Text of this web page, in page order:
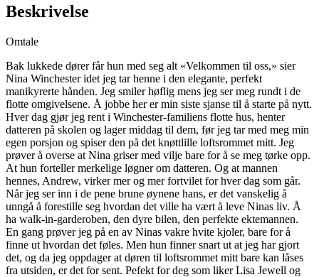
Beskrivelse
Omtale
Bak lukkede dører får hun med seg alt «Velkommen til oss,» sier
Nina Winchester idet jeg tar henne i den elegante, perfekt
manikyrerte hånden. Jeg smiler høflig mens jeg ser meg rundt i de
flotte omgivelsene. Å jobbe her er min siste sjanse til å starte på nytt.
Hver dag gjør jeg rent i Winchester-familiens flotte hus, henter
datteren på skolen og lager middag til dem, før jeg tar med meg min
egen porsjon og spiser den på det knøttlille loftsrommet mitt. Jeg
prøver å overse at Nina griser med vilje bare for å se meg tørke opp.
At hun forteller merkelige løgner om datteren. Og at mannen
hennes, Andrew, virker mer og mer fortvilet for hver dag som går.
Når jeg ser inn i de pene brune øynene hans, er det vanskelig å
unngå å forestille seg hvordan det ville ha vært å leve Ninas liv. Å
ha walk-in-garderoben, den dyre bilen, den perfekte ektemannen.
En gang prøver jeg på en av Ninas vakre hvite kjoler, bare for å
finne ut hvordan det føles. Men hun finner snart ut at jeg har gjort
det, og da jeg oppdager at døren til loftsrommet mitt bare kan låses
fra utsiden, er det for sent. Pefekt for deg som liker Lisa Jewell og